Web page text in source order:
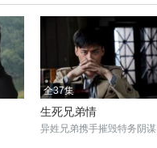
全37集
生死兄弟情
异姓兄弟携手摧毁特务阴谋